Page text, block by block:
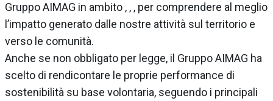
Gruppo AIMAG in ambito , , , per comprendere al meglio
l’impatto generato dalle nostre attività sul territorio e
verso le comunità.
Anche se non obbligato per legge, il Gruppo AIMAG ha
scelto di rendicontare le proprie performance di
sostenibilità su base volontaria, seguendo i principali